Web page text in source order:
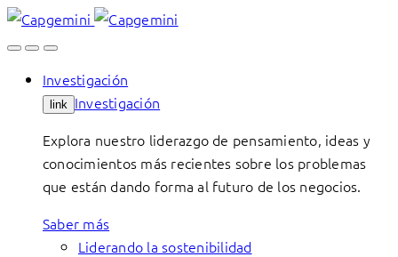
Skip
to
Investigación
link Investigación
Explora nuestro liderazgo de pensamiento, ideas y
conocimientos más recientes sobre los problemas
que están dando forma al futuro de los negocios.
Saber más
Liderando la sostenibilidad